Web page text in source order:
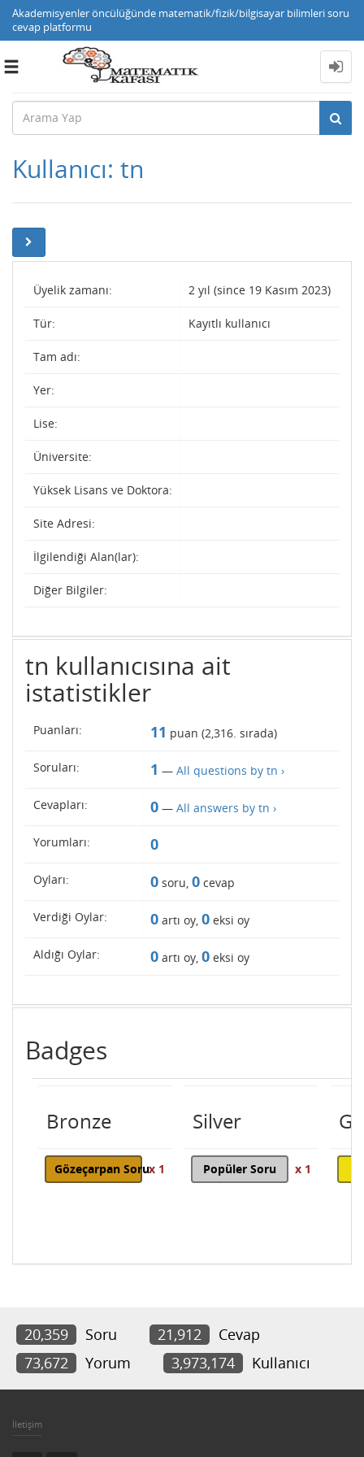
Akademisyenler öncülüğünde matematik/fizik/bilgisayar bilimleri soru
cevap platformu
Toggle
Kullanıcı: tn
Üyelik zamanı: 2 yıl (since 19 Kasım 2023)
Tür: Kayıtlı kullanıcı
Tam adı:
Yer:
Lise:
Üniversite:
Yüksek Lisans ve Doktora:
Site Adresi:
İlgilendiği Alan(lar):
Diğer Bilgiler:
tn kullanıcısına ait
istatistikler
Puanları: 11 puan (2,316. sırada)
Soruları: 1 — All questions by tn ›
Cevapları: 0 — All answers by tn ›
Yorumları: 0
Oyları: 0 soru, 0 cevap
Verdiği Oylar: 0 artı oy, 0 eksi oy
Aldığı Oylar: 0 artı oy, 0 eksi oy
Badges
Bronze
Gözeçarpan Sorux 1
Silver
Popüler Soru x 1
20,359 Soru 21,912
Cevap
73,672
Yorum 3,973,174 Kullanıcı
İletişim